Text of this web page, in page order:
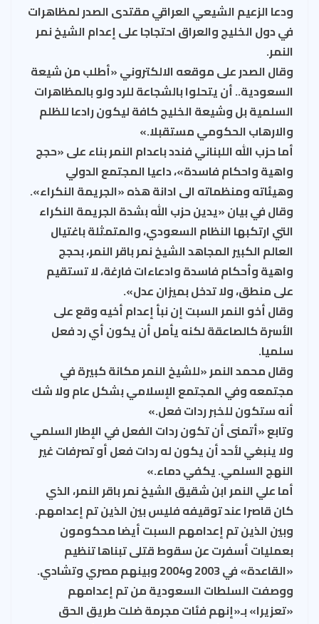
ودعا الزعيم الشيعي العراقي مقتدى الصدر لمظاهرات
في دول الخليج والعراق احتجاجا على إعدام الشيخ نمر
النمر.
وقال الصدر على موقعه الالكتروني «أطلب من شيعة
السعودية.. أن يتحلوا بالشجاعة للرد ولو بالمظاهرات
السلمية بل وشيعة الخليج كافة ليكون رادعا للظلم
والارهاب الحكومي مستقبلا.»
أما حزب الله اللبناني فندد باعدام النمر بناء على «حجج
واهية واحكام فاسدة»، داعيا المجتمع الدولي
وهيئاته ومنظماته الى ادانة هذه «الجريمة النكراء».
وقال في بيان «يدين حزب الله بشدة الجريمة النكراء
التي ارتكبها النظام السعودي، والمتمثلة باغتيال
العالم الكبير المجاهد الشيخ نمر باقر النمر، بحجج
واهية وأحكام فاسدة وادعاءات فارغة، لا تستقيم
على منطق، ولا تدخل بميزان عدل».
وقال أخو النمر السبت إن نبأ إعدام أخيه وقع على
الأسرة كالصاعقة لكنه يأمل أن يكون أي رد فعل
سلميا.
وقال محمد النمر «للشيخ النمر مكانة كبيرة في
مجتمعه وفي المجتمع الإسلامي بشكل عام ولا شك
أنه ستكون للخبر ردات فعل.»
وتابع «أتمنى أن تكون ردات الفعل في الإطار السلمي
ولا ينبغي لأحد أن يكون له ردات فعل أو تصرفات غير
النهج السلمي. يكفي دماء.»
أما علي النمر ابن شقيق الشيخ نمر باقر النمر، الذي
كان قاصرا عند توقيفه فليس بين الذين تم إعدامهم.
وبين الذين تم إعدامهم السبت أيضا محكومون
بعمليات أسفرت عن سقوط قتلى تبناها تنظيم
«القاعدة» في 2003 و2004 وبينهم مصري وتشادي.
ووصفت السلطات السعودية من تم إعدامهم
«تعزيرا» بـ«إنهم فئات مجرمة ضلت طريق الحق